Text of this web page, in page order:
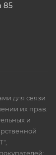
85
для связи
их прав.
и